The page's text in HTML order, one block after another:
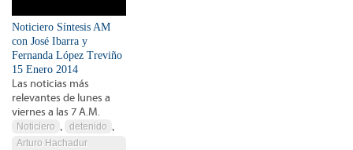
Noticiero Síntesis AM
con José Ibarra y
Fernanda López Treviño
15 Enero 2014
Las noticias más
relevantes de lunes a
viernes a las 7 A.M.
Noticiero , detenido ,
Arturo Hachadur